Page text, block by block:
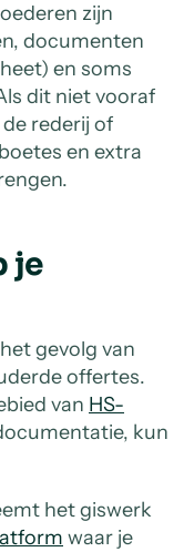
zijn
documenten
en soms
dit niet vooraf
rederij of
en extra
je
gevolg van
offertes.
van HS-
kun
het giswerk
waar je